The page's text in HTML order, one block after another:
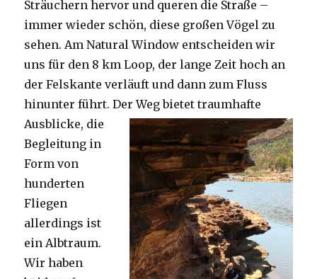
Sträuchern hervor und queren die Straße –
immer wieder schön, diese großen Vögel zu
sehen. Am Natural Window entscheiden wir
uns für den 8 km Loop, der lange Zeit hoch an
der Felskante verläuft und dann zum Fluss
hinunter führt. Der Weg bietet traumhafte
Ausblicke, die
Begleitung in
Form von
hunderten
Fliegen
allerdings ist
ein Albtraum.
Wir haben